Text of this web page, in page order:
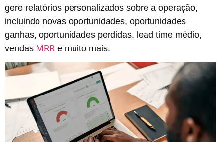
gere relatórios personalizados sobre a operação,
incluindo novas oportunidades, oportunidades
ganhas, oportunidades perdidas, lead time médio,
vendas MRR e muito mais.